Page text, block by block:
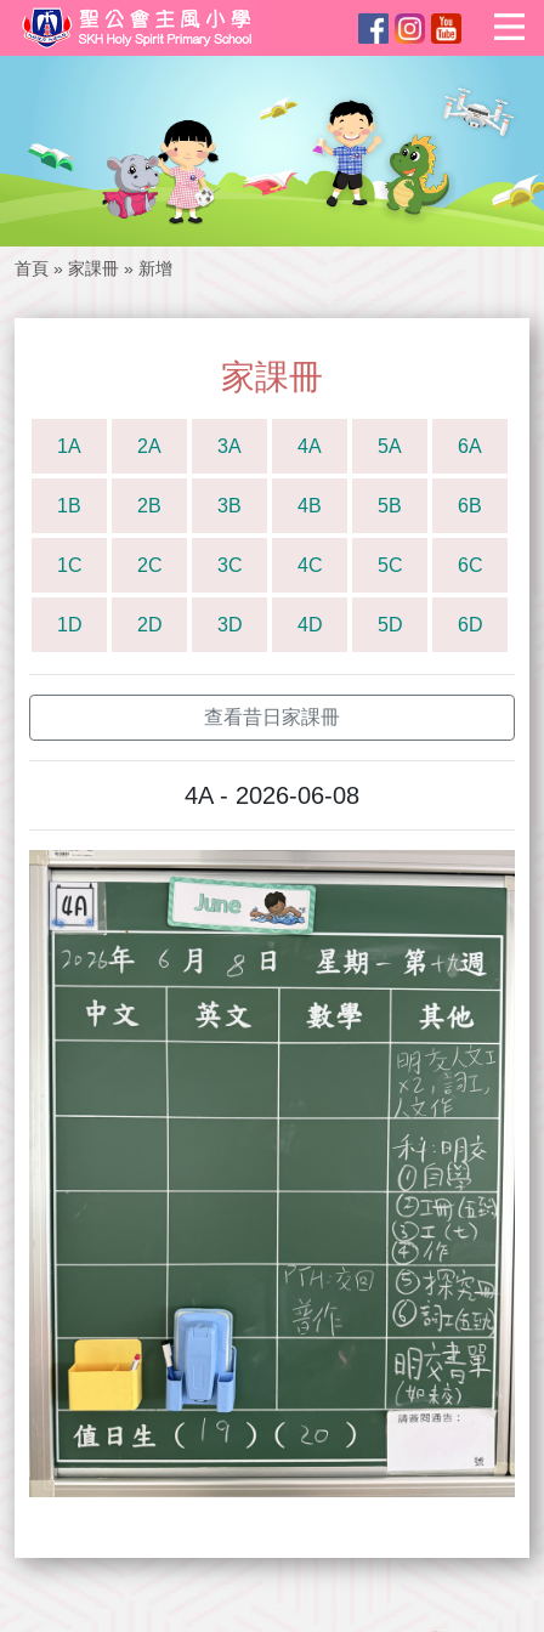
首頁 » 家課冊 » 新增
家課冊
1A 2A 3A 4A 5A 6A
1B 2B 3B 4B 5B 6B
1C 2C 3C 4C 5C 6C
1D 2D 3D 4D 5D 6D
查看昔日家課冊
4A - 2026-06-08